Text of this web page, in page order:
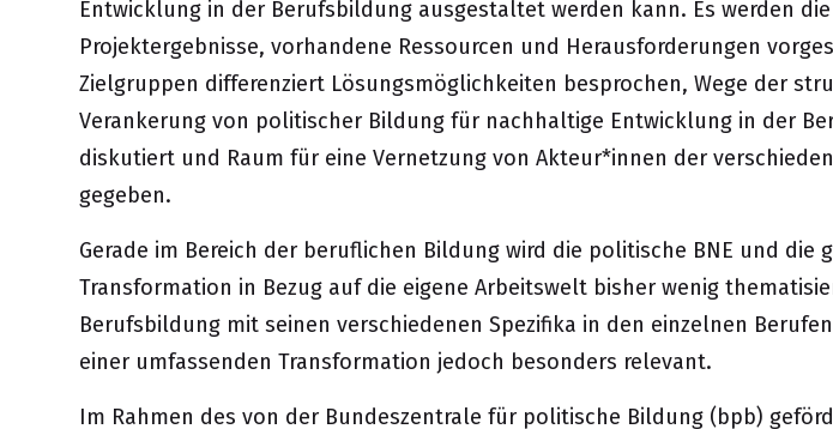
Entwicklung in der Berufsbildung ausgestaltet werden kann. Es werden
Projektergebnisse, vorhandene Ressourcen und Herausforderungen
Zielgruppen differenziert Lösungsmöglichkeiten besprochen, Wege der
Verankerung von politischer Bildung für nachhaltige Entwicklung in der
diskutiert und Raum für eine Vernetzung von Akteur*innen der
gegeben.
Gerade im Bereich der beruflichen Bildung wird die politische BNE und die
Transformation in Bezug auf die eigene Arbeitswelt bisher wenig
Berufsbildung mit seinen verschiedenen Spezifika in den einzelnen
einer umfassenden Transformation jedoch besonders relevant.
Im Rahmen des von der Bundeszentrale für politische Bildung (bpb)